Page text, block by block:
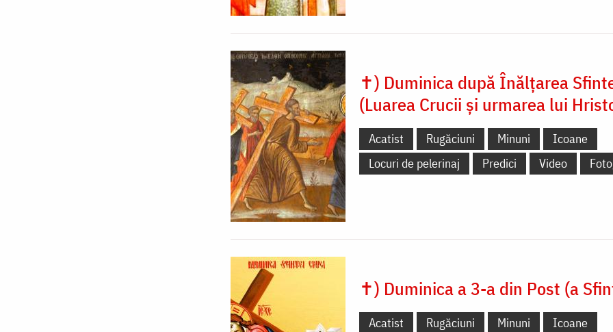
✝) Duminica după Înălțarea
(Luarea Crucii și urmarea lui
Acatist Rugăciuni Minuni
Icoane
Locuri de pelerinaj
Predici Video
✝) Duminica a 3-a din Post (a
Acatist Rugăciuni Minuni
Icoane